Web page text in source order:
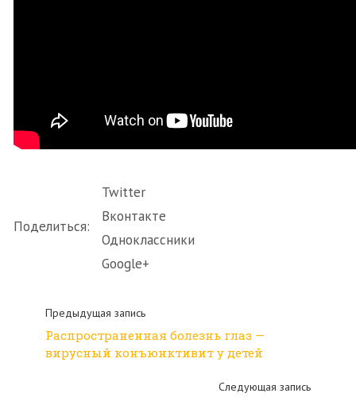
Поделиться:
Twitter
Вконтакте
Одноклассники
Google+
Предыдущая запись
Распространенная болезнь глаз —
вирусный конъюнктивит у детей
Следующая запись